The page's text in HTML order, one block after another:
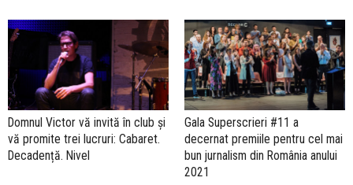
Domnul Victor vă invită în club și
vă promite trei lucruri: Cabaret.
Decadență. Nivel
Gala Superscrieri #11 a
decernat premiile pentru cel mai
bun jurnalism din România anului
2021